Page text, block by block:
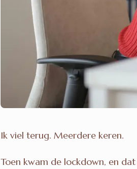
Ik viel terug. Meerdere keren.
Toen kwam de lockdown, en